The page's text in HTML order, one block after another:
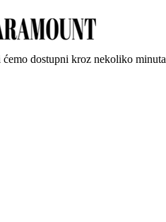
dostupni kroz nekoliko minuta